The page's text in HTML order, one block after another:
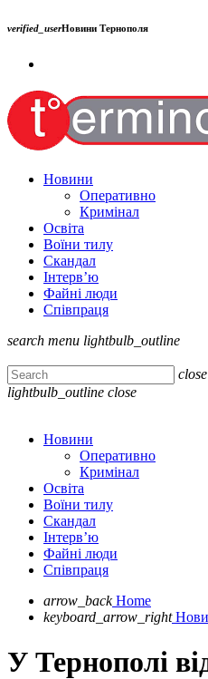
verified_userНовини Тернополя
Новини
Оперативно
Кримінал
Освіта
Воїни тилу
Скандал
Інтерв’ю
Файні люди
Співпраця
search menu lightbulb_outline
close
lightbulb_outline close
Новини
Оперативно
Кримінал
Освіта
Воїни тилу
Скандал
Інтерв’ю
Файні люди
Співпраця
arrow_back Home
keyboard_arrow_right
У Тернополі